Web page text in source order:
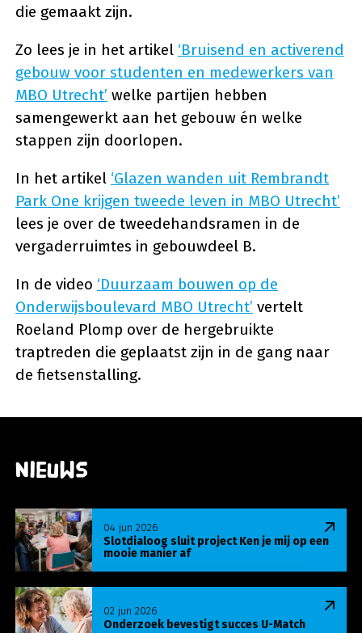
die gemaakt zijn.
Zo lees je in het artikel ‘Bruisend en activerend
gebouw voor studenten en medewerkers van
MBO Utrecht’ welke partijen hebben
samengewerkt aan het gebouw én welke
stappen zijn doorlopen.
In het artikel ‘Glazen wanden uit Rembrandt
Park One krijgen tweede leven in MBO Utrecht’
lees je over de tweedehandsramen in de
vergaderruimtes in gebouwdeel B.
In de video ‘Duurzaam bouwen op de
Onderwijsboulevard MBO Utrecht’ vertelt
Roeland Plomp over de hergebruikte
traptreden die geplaatst zijn in de gang naar
de fietsenstalling.
Nieuws
Slotdialoog sluit project Ken je mij op een
mooie manier af
04 jun 2026
Lees meer over Slotdialoog sluit project Ken je
Onderzoek bevestigt succes U-Match
02 jun 2026
Lees meer over Onderzoek bevestigt succes U-